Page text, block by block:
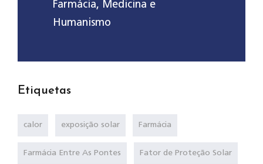
Farmácia, Medicina e
Humanismo
Etiquetas
calor exposição solar Farmácia
Farmácia Entre As Pontes Fator de Proteção Solar